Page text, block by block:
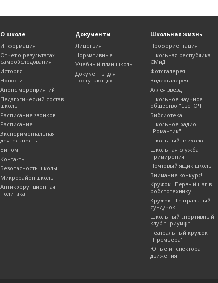
О школе
Информация
Отчет о результатах
самообследования
История
Новости
Анонс мероприятий
Педагогический состав
школы
Расписание звонков
Расписание
Экспериментальная
деятельность
Бином
Контакты
Безопасность школы
Микрорайон школы
Антикоррупционная
политика
Документы
Лицензия
Нормативные
Учебный план школы
Документы для
поступающих
Школьная жизнь
Профориентация
Школьная республика
СМиД
Фотогалерея
Видеогалерея
Аллея звезд
Школьное научное
общество "СветОЧ"
Библиотека
Школьное радио
"Романтик"
Школьный психолог
Школьная служба
примирения
Почтовый ящик школы
Внимание конкурс!
Кружок "Первый шаг в
робототехнику"
Кружок "Театральный
сундучок"
Школьный спортивный
клуб "Триумф"
Театральный кружок
"Премьера"
Юные инспектора
движения